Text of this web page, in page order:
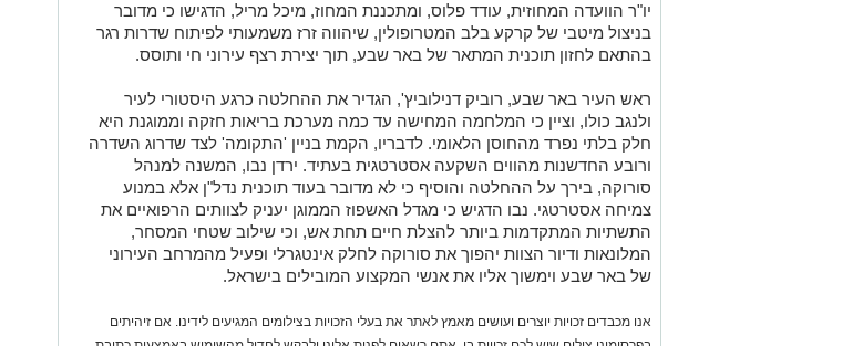
​יו"ר הוועדה המחוזית, עודד פלוס, ומתכננת המחוז, מיכל מריל, הדגישו כי מדובר
בניצול מיטבי של קרקע בלב המטרופולין, שיהווה זרז משמעותי לפיתוח שדרות רגר
בהתאם לחזון תוכנית המתאר של באר שבע, תוך יצירת רצף עירוני חי ותוסס.
​ראש העיר באר שבע, רוביק דנילוביץ', הגדיר את ההחלטה כרגע היסטורי לעיר
ולנגב כולו, וציין כי המלחמה המחישה עד כמה מערכת בריאות חזקה וממוגנת היא
חלק בלתי נפרד מהחוסן הלאומי. לדבריו, הקמת בניין 'התקומה' לצד שדרוג השדרה
ורובע החדשנות מהווים השקעה אסטרטגית בעתיד. ירדן נבו, המשנה למנהל
סורוקה, בירך על ההחלטה והוסיף כי לא מדובר בעוד תוכנית נדל"ן אלא במנוע
צמיחה אסטרטגי. נבו הדגיש כי מגדל האשפוז הממוגן יעניק לצוותים הרפואיים את
התשתיות המתקדמות ביותר להצלת חיים תחת אש, וכי שילוב שטחי המסחר,
המלונאות ודיור הצוות יהפוך את סורוקה לחלק אינטגרלי ופעיל מהמרחב העירוני
של באר שבע וימשוך אליו את אנשי המקצוע המובילים בישראל.
אנו מכבדים זכויות יוצרים ועושים מאמץ לאתר את בעלי הזכויות בצילומים המגיעים לידינו. אם זיהיתים